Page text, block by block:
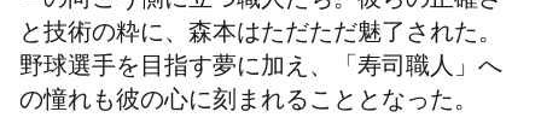
と技術の粋に、森本はただただ魅了された。
野球選手を目指す夢に加え、「寿司職人」へ
の憧れも彼の心に刻まれることとなった。